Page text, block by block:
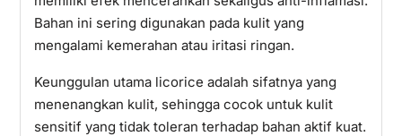
Bahan ini sering digunakan pada kulit yang
mengalami kemerahan atau iritasi ringan.
Keunggulan utama licorice adalah sifatnya yang
menenangkan kulit, sehingga cocok untuk kulit
sensitif yang tidak toleran terhadap bahan aktif kuat.